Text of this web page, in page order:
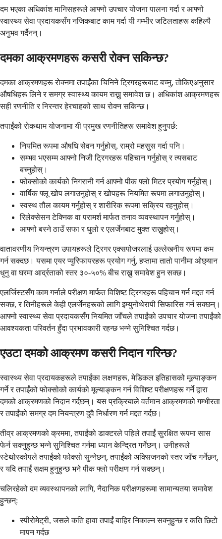
दम भएका अधिकांश मानिसहरूले आफ्नो उपचार योजना पालना गर्दा र आफ्नो
स्वास्थ्य सेवा प्रदायकसँग नजिकबाट काम गर्दा यी गम्भीर जटिलताहरू कहिल्यै
अनुभव गर्दैनन्।
दमका आक्रमणहरू कसरी रोक्न सकिन्छ?
दमका आक्रमणहरू रोक्नमा तपाईंका चिनिने ट्रिगरहरूबाट बच्नु, तोकिएअनुसार
औषधिहरू लिने र समग्र स्वास्थ्य कायम राख्नु समावेश छ। अधिकांश आक्रमणहरू
सही रणनीति र निरन्तर हेरचाहको साथ रोक्न सकिन्छ।
तपाईंको रोकथाम योजनामा यी प्रमुख रणनीतिहरू समावेश हुनुपर्छ:
नियमित रूपमा औषधि सेवन गर्नुहोस्, राम्रो महसुस गर्दा पनि।
सम्भव भएसम्म आफ्नो निजी ट्रिगरहरू पहिचान गर्नुहोस् र त्यसबाट
बच्नुहोस्।
फोक्सोको कार्यको निगरानी गर्न आफ्नो पीक फ्लो मिटर प्रयोग गर्नुहोस्।
वार्षिक फ्लू खोप लगाउनुहोस् र खोपहरू नियमित रूपमा लगाउनुहोस्।
स्वस्थ तौल कायम गर्नुहोस् र शारीरिक रूपमा सक्रिय रहनुहोस्।
रिलेक्सेसन टेक्निक वा परामर्श मार्फत तनाव व्यवस्थापन गर्नुहोस्।
आफ्नो बस्ने ठाउँ सफा र धुलो र एलर्जेनबाट मुक्त राख्नुहोस्।
वातावरणीय नियन्त्रण उपायहरूले ट्रिगर एक्सपोजरलाई उल्लेखनीय रूपमा कम
गर्न सक्दछ। यसमा एयर प्युरिफायरहरू प्रयोग गर्नु, हप्तामा तातो पानीमा ओछ्यान
धुनु वा घरमा आर्द्रताको स्तर ३०-५०% बीच राख्नु समावेश हुन सक्छ।
एलर्जिस्टसँग काम गर्नाले परीक्षण मार्फत विशिष्ट ट्रिगरहरू पहिचान गर्न मद्दत गर्न
सक्छ, र तिनीहरूले केही एलर्जेनहरूको लागि इम्युनोथेरापी सिफारिस गर्न सक्छन्।
आफ्नो स्वास्थ्य सेवा प्रदायकसँग नियमित जाँचले तपाईंको उपचार योजना तपाईंको
आवश्यकता परिवर्तन हुँदा प्रभावकारी रहन्छ भन्ने सुनिश्चित गर्दछ।
एउटा दमको आक्रमण कसरी निदान गरिन्छ?
स्वास्थ्य सेवा प्रदायकहरूले तपाईंका लक्षणहरू, मेडिकल इतिहासको मूल्याङ्कन
गर्ने र तपाईंको फोक्सोको कार्यको मूल्याङ्कन गर्न विशिष्ट परीक्षणहरू गर्ने द्वारा
दमको आक्रमणको निदान गर्दछन्। यस प्रक्रियाले वर्तमान आक्रमणको गम्भीरता
र तपाईंको समग्र दम नियन्त्रण दुवै निर्धारण गर्न मद्दत गर्दछ।
तीव्र आक्रमणको क्रममा, तपाईंको डाक्टरले पहिले तपाईं सुरक्षित रूपमा सास
फेर्न सक्नुहुन्छ भन्ने सुनिश्चित गर्नमा ध्यान केन्द्रित गर्नेछन्। उनीहरूले
स्टेथोस्कोपले तपाईंको फोक्सो सुन्नेछन्, तपाईंको अक्सिजनको स्तर जाँच गर्नेछन्,
र यदि तपाईं सक्षम हुनुहुन्छ भने पीक फ्लो परीक्षण गर्न सक्छन्।
चलिरहेको दम व्यवस्थापनको लागि, नैदानिक ​​परीक्षणहरूमा सामान्यतया समावेश
हुन्छन्:
स्पीरोमेट्री, जसले कति हावा तपाईं बाहिर निकाल्न सक्नुहुन्छ र कति छिटो
मापन गर्दछ